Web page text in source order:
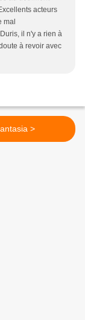
acteurs
mal
il n'y a rien à
à revoir avec
Fantasia >